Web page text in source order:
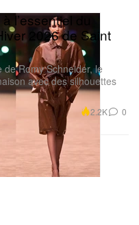
l’essentiel du
2026 de Saint
de Romy Schneider, le
avec des silhouettes
2.2K 0